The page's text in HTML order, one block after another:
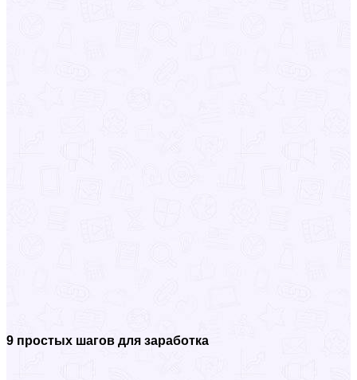
9 простых шагов для заработка